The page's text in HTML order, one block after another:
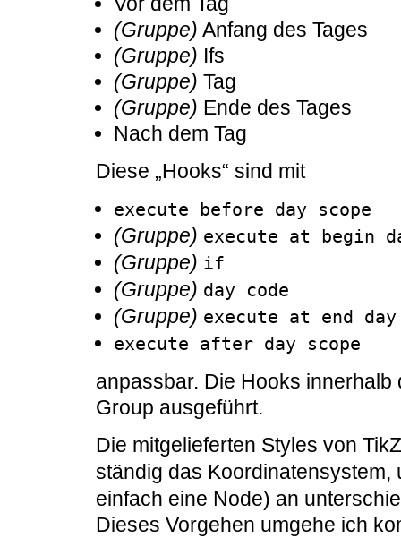
(Gruppe) Anfang des Tages
(Gruppe) Ifs
(Gruppe) Tag
(Gruppe) Ende des Tages
Nach dem Tag
Diese „Hooks“ sind mit
execute before day scope
(Gruppe) execute at begin
(Gruppe) if
(Gruppe) day code
(Gruppe) execute at end day
execute after day scope
anpassbar. Die Hooks
Group ausgeführt.
Die mitgelieferten Styles von
ständig das Koordinatensystem,
einfach eine Node) an
Dieses Vorgehen umgehe ich